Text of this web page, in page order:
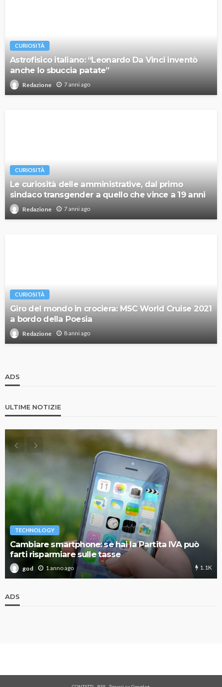
CURIOSITÀ
Astrofisico italiano: “Leonardo Da Vinci inventò
anche lo sbuccia patate”
Redazione 7 anni ago
CURIOSITÀ
Le curiosità delle amministrative, dal primo
sindaco transgender a quello che vince a 19 anni
Redazione 7 anni ago
CURIOSITÀ
Giro del mondo in crociera: MSC World Cruise 2021
a bordo della Poesia
Redazione 8 anni ago
ADS
ULTIME NOTIZIE
TECHNOLOGY
Cambiare smartphone: se hai la Partita IVA può
farti risparmiare sulle tasse
god 1 anno ago 1.1K
ADS